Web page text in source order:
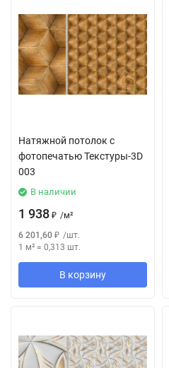
Натяжной потолок с
фотопечатью Текстуры-3D
003
В наличии
1 938 ₽ /м²
6 201,60 ₽ /шт.
1 м² = 0,313 шт.
В корзину